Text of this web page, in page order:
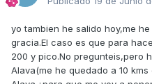
yo tambien he salido hoy,me
gracia.El caso es que para
200 y pico.No pregunteis,pero
Alava(me he quedado a 10